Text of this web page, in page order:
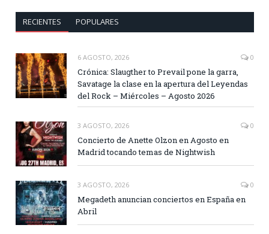
RECIENTES POPULARES
6 AGOSTO, 2026 0
Crónica: Slaugther to Prevail pone la garra,
Savatage la clase en la apertura del Leyendas
del Rock – Miércoles – Agosto 2026
3 AGOSTO, 2026 0
Concierto de Anette Olzon en Agosto en
Madrid tocando temas de Nightwish
3 AGOSTO, 2026 0
Megadeth anuncian conciertos en España en
Abril